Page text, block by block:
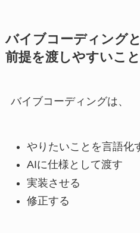
バイブコーディング
前提を渡しやすいこと
バイブコーディングは、
やりたいことを言語化
AIに仕様として渡す
実装させる
修正する